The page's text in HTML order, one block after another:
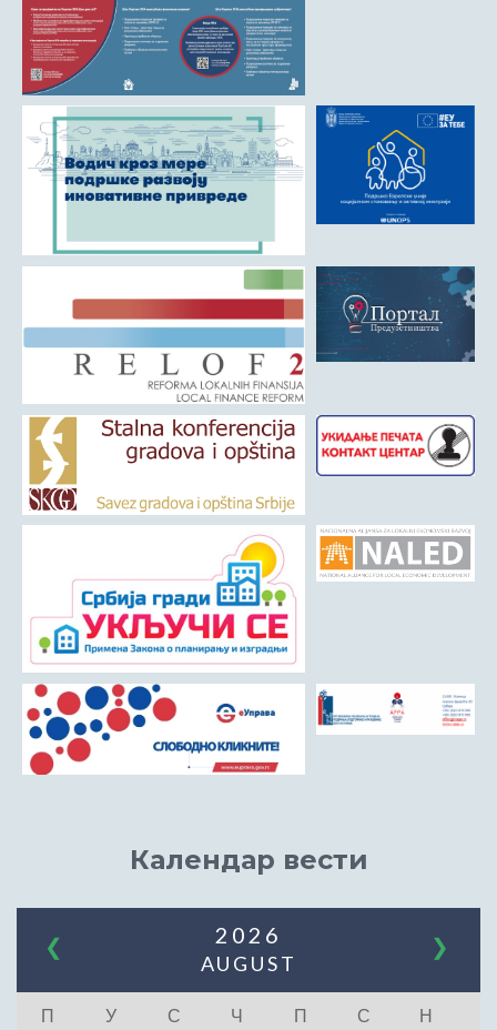
АКТИ
Матична служба
Урбанизам и грађевинарство
Борачко-инвалидска заштита
Друштвена брига о деци
Служба за пољопривреду, водопривреду и заштиту животне
средине
Календар вести
❮ ❯
2026
AUGUST
П У С Ч П С Н